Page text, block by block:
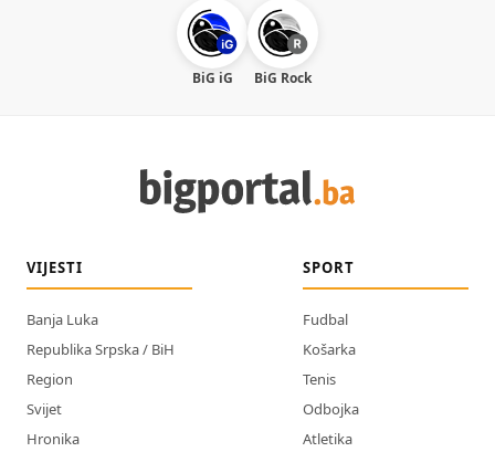
BiG iG BiG Rock
VIJESTI
Banja Luka
Republika Srpska / BiH
Region
Svijet
Hronika
SPORT
Fudbal
Košarka
Tenis
Odbojka
Atletika